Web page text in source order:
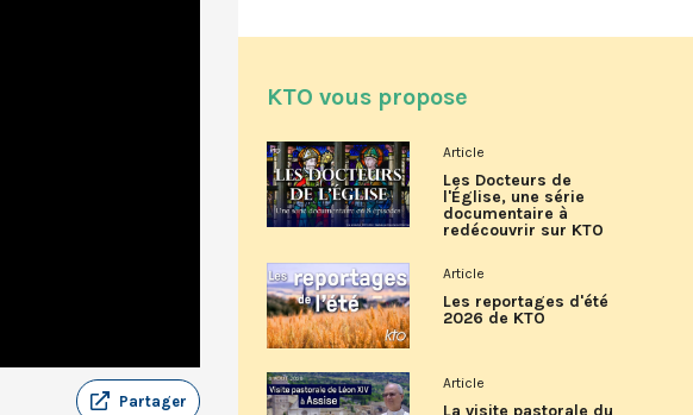
Partager
KTO vous propose
Article
Les Docteurs de
l'Église, une série
documentaire à
redécouvrir sur KTO
Article
Les reportages d'été
2026 de KTO
Article
La visite pastorale du